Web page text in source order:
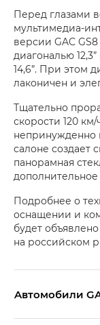
Перед глазами
мультимедиа-
версии GAC
диагональю
14,6”. При этом
лаконичен и
Тщательно
скорости 120
непринужденно
салоне создает
панорамная
Подробнее о
оснащении и
будет
на российском
Aвтомобили